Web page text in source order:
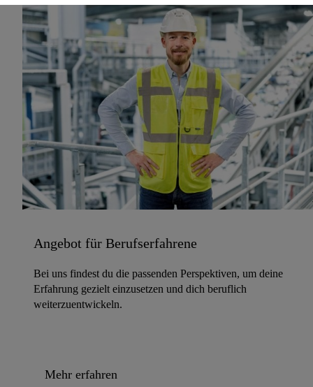
Angebot für Berufserfahrene
Bei uns findest du die passenden Perspektiven, um deine
Erfahrung gezielt einzusetzen und dich beruflich
weiterzuentwickeln.
Mehr erfahren